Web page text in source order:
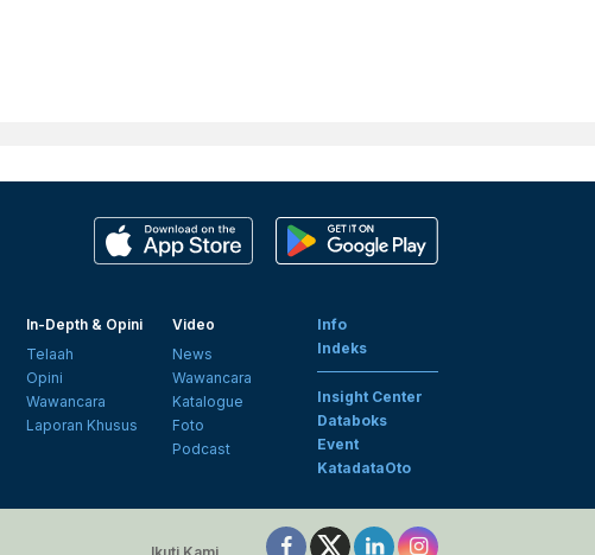
In-Depth & Opini
Telaah
Opini
Wawancara
Laporan Khusus
Video
News
Wawancara
Katalogue
Foto
Podcast
Info
Indeks
Insight Center
Databoks
Event
KatadataOto